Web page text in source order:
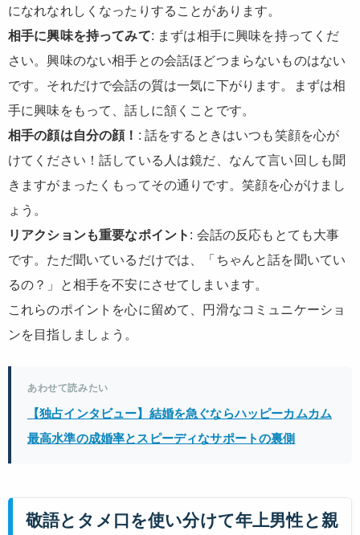
になれなれしくなったりすることがあります。
相手に興味を持ってみて: まずは相手に興味を持ってくだ
さい。興味のない相手との会話ほどつまらないものはない
です。それだけで会話の質は一気に下がります。まずは相
手に興味をもって、話しに頷くことです。
相手の顔は自分の顔！ : 話をするときはいつも笑顔を心が
けてください！話している人は鏡だ、なんて言い回しも聞
きますがまったくもってその通りです。笑顔を心がけまし
ょう。
リアクションも重要なポイント : 会話の反応もとても大事
です。ただ聞いているだけでは、「ちゃんと話を聞いてい
るの？」と相手を不安にさせてしまいます。
これらのポイントを心に留めて、円滑なコミュニケーショ
ンを目指しましょう。
あわせて読みたい
【独占インタビュー】結婚を急ぐならハッピーカムカム
最高水準の成婚率とスピーディなサポートの裏側
敬語とタメ口を使い分けて年上男性と親